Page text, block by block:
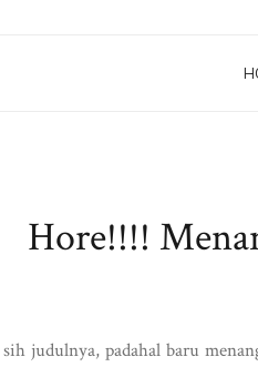
Hore!!!!
judulnya, padahal baru